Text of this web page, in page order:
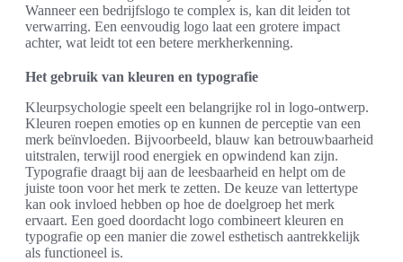
Wanneer een bedrijfslogo te complex is, kan dit leiden tot
verwarring. Een eenvoudig logo laat een grotere impact
achter, wat leidt tot een betere merkherkenning.
Het gebruik van kleuren en typografie
Kleurpsychologie speelt een belangrijke rol in logo-ontwerp.
Kleuren roepen emoties op en kunnen de perceptie van een
merk beïnvloeden. Bijvoorbeeld, blauw kan betrouwbaarheid
uitstralen, terwijl rood energiek en opwindend kan zijn.
Typografie draagt bij aan de leesbaarheid en helpt om de
juiste toon voor het merk te zetten. De keuze van lettertype
kan ook invloed hebben op hoe de doelgroep het merk
ervaart. Een goed doordacht logo combineert kleuren en
typografie op een manier die zowel esthetisch aantrekkelijk
als functioneel is.